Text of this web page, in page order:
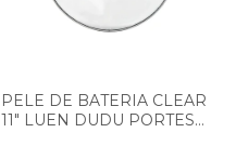
PELE DE BATERIA CLEAR
11" LUEN DUDU PORTES